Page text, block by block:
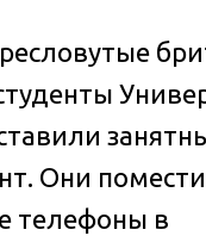
. Они
телефоны в